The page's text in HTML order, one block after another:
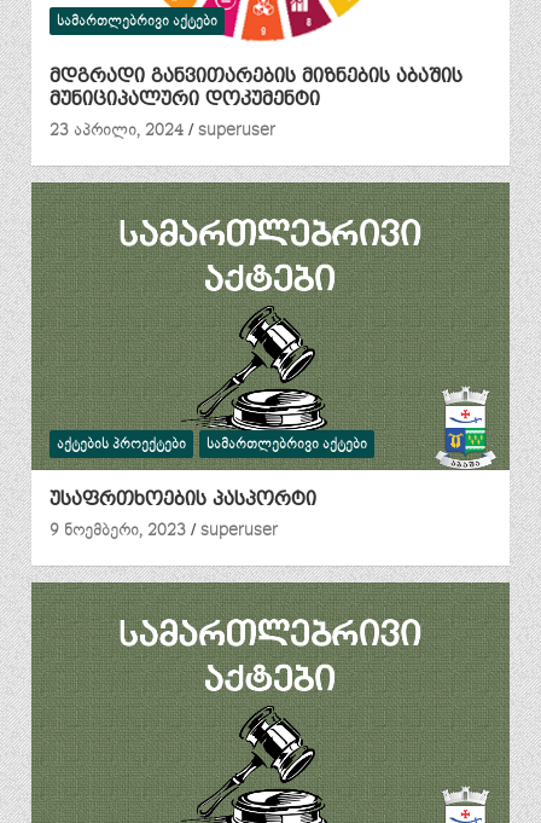
ᲡᲐᲛᲐᲠᲗᲚᲔᲑᲠᲘᲕᲘ ᲐᲥᲢᲔᲑᲘ
მდგრადი განვითარების მიზნების აბაშის
მუნიციპალური დოკუმენტი
23 აპრილი, 2024
superuser
ᲐᲥᲢᲔᲑᲘᲡ ᲞᲠᲝᲔᲥᲢᲔᲑᲘ ᲡᲐᲛᲐᲠᲗᲚᲔᲑᲠᲘᲕᲘ ᲐᲥᲢᲔᲑᲘ
უსაფრთხოების პასპორტი
9 ნოემბერი, 2023
superuser